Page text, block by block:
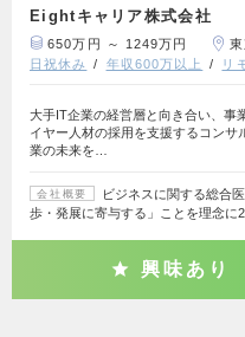
Eightキャリア株式会社
650万円 ～ 1249万円
日祝休み
年収600万以上 リ
大手IT企業の経営層と向き合い、事
イヤー人材の採用を支援するコンサ
業の未来を…
会社概要
ビジネスに関する総合
歩・発展に寄与する」ことを理念に
興味あり